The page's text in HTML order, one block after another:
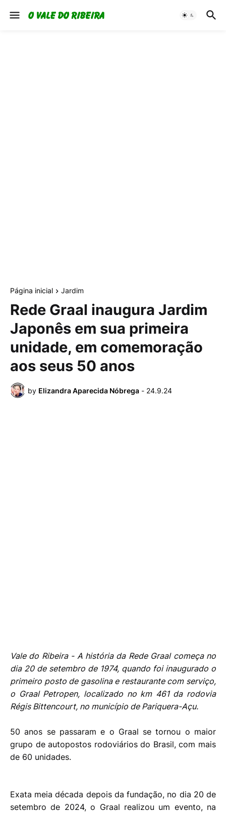
Página inicial Jardim
Rede Graal inaugura Jardim
Japonês em sua primeira
unidade, em comemoração
aos seus 50 anos
by Elizandra Aparecida Nóbrega - 24.9.24
Vale do Ribeira - A história da Rede Graal começa no
dia 20 de setembro de 1974, quando foi inaugurado o
primeiro posto de gasolina e restaurante com serviço,
o Graal Petropen, localizado no km 461 da rodovia
Régis Bittencourt, no município de Pariquera-Açu.
50 anos se passaram e o Graal se tornou o maior
grupo de autopostos rodoviários do Brasil, com mais
de 60 unidades.
Exata meia década depois da fundação, no dia 20 de
setembro de 2024, o Graal realizou um evento, na